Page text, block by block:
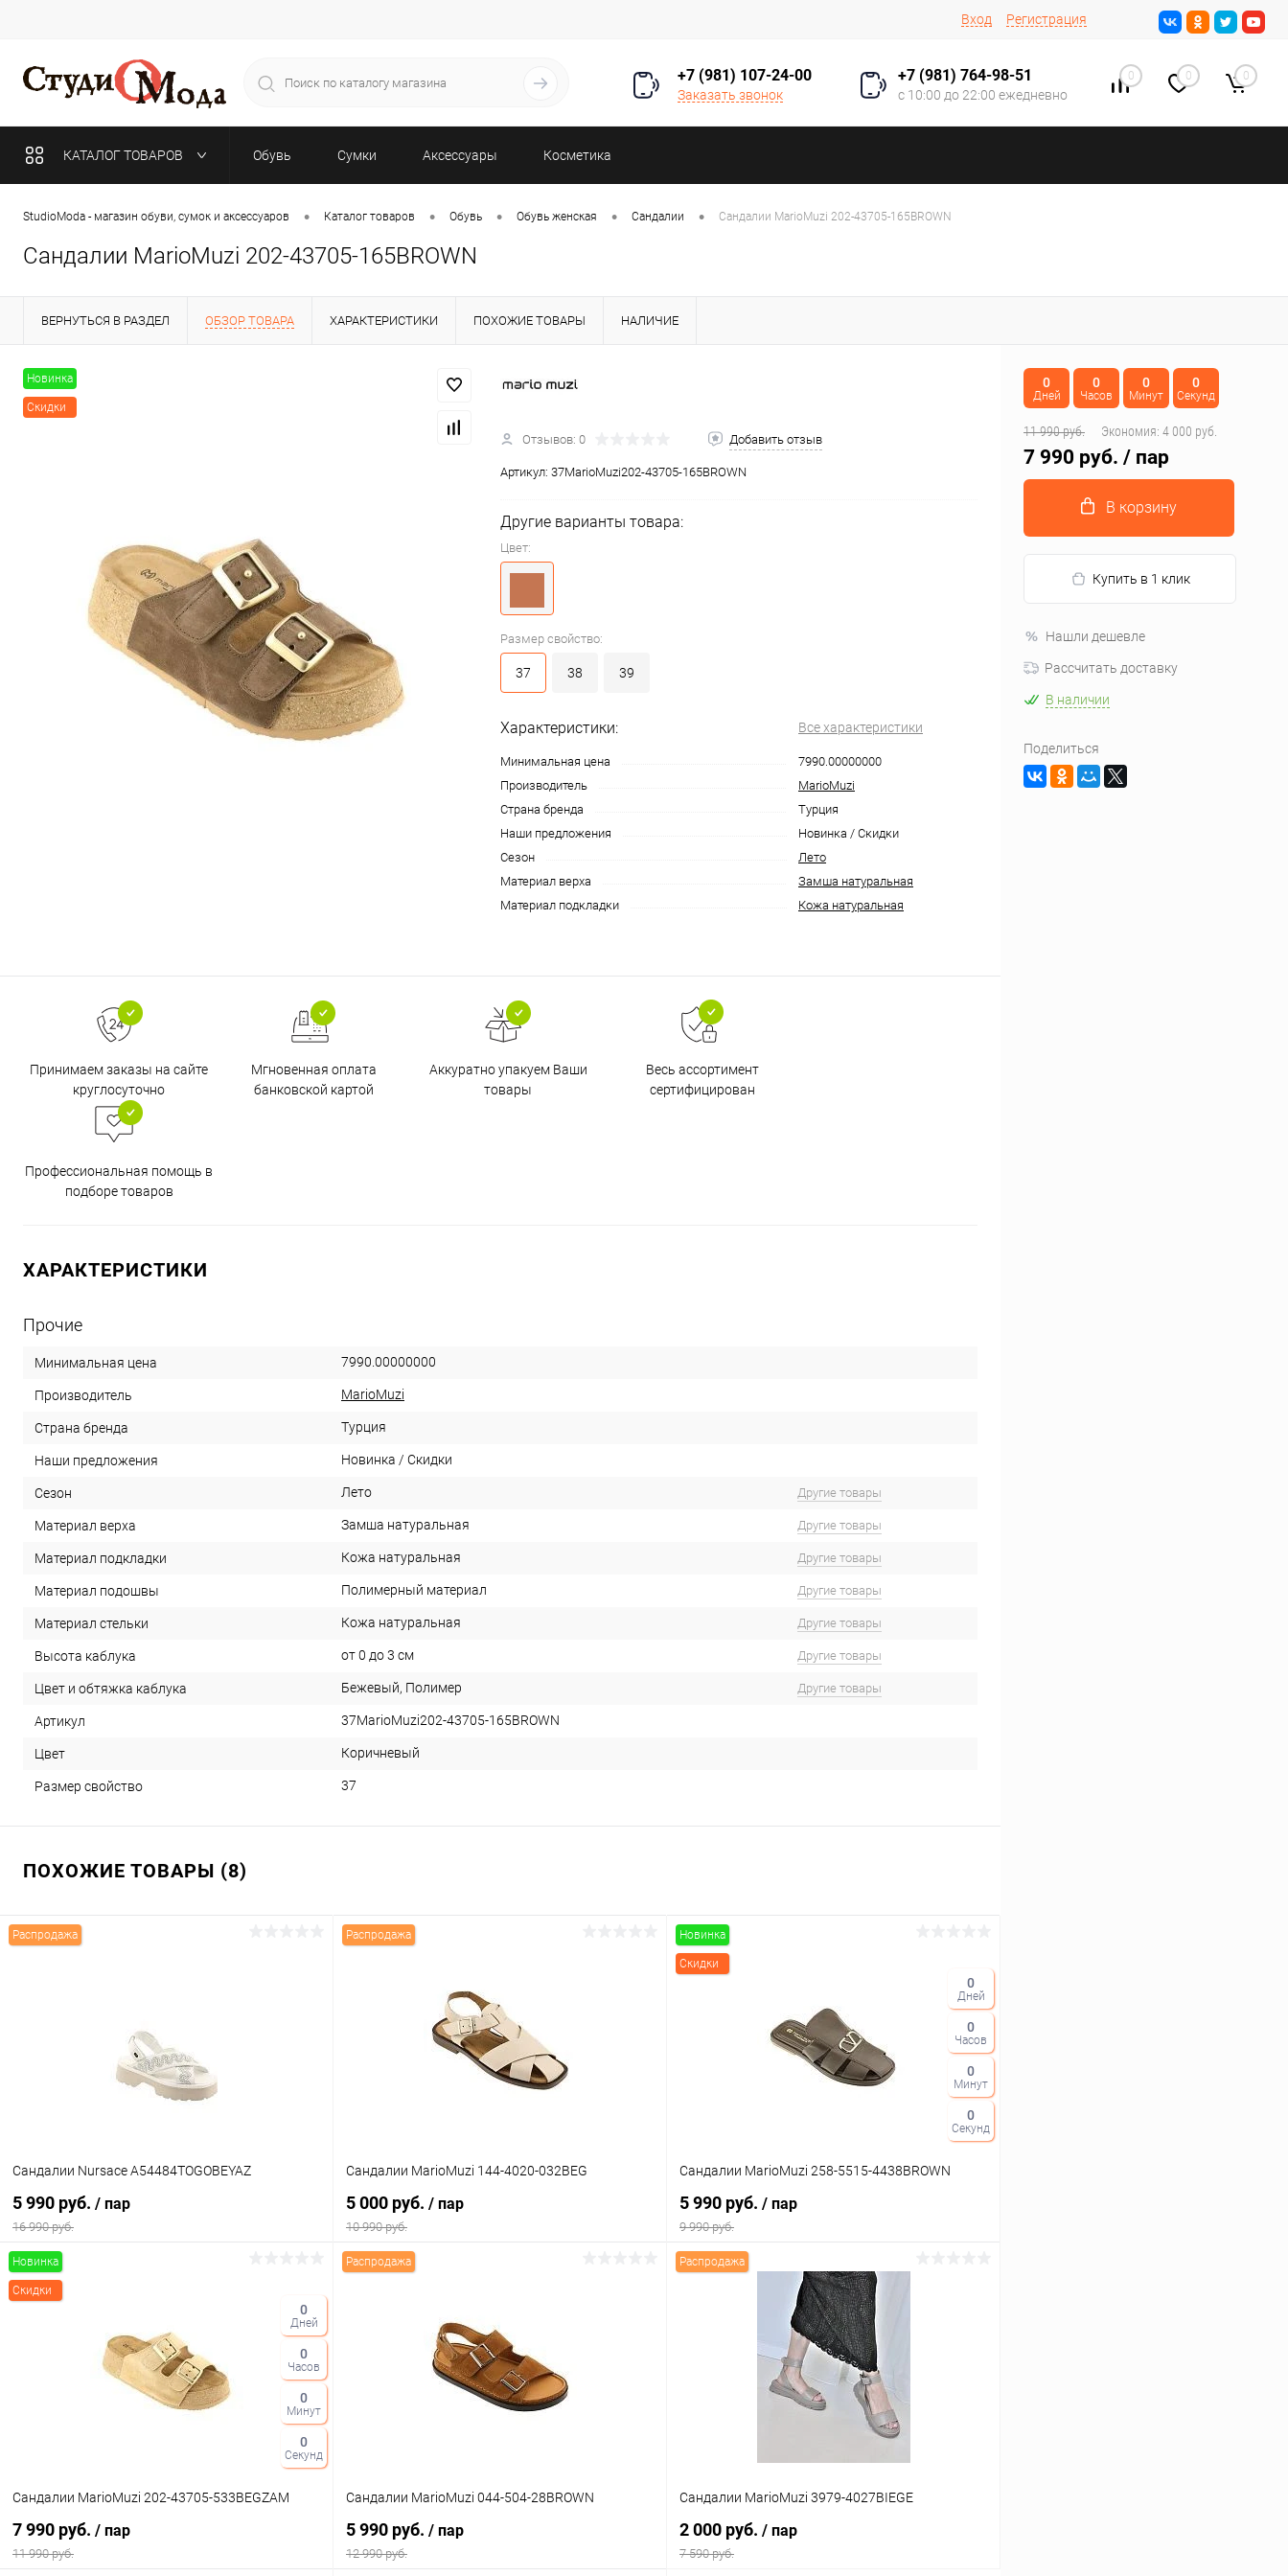
Вход Регистрация
+7 (981) 107-24-00
Заказать звонок
+7 (981) 764-98-51
с 10:00 до 22:00 ежедневно
0 0 0
КАТАЛОГ ТОВАРОВ Обувь Сумки Аксессуары Косметика
StudioModa - магазин обуви, сумок и аксессуаров • Каталог товаров • Обувь • Обувь женская • Сандалии • Сандалии MarioMuzi 202-43705-165BROWN
Сандалии MarioMuzi 202-43705-165BROWN
ВЕРНУТЬСЯ В РАЗДЕЛ ОБЗОР ТОВАРА ХАРАКТЕРИСТИКИ ПОХОЖИЕ ТОВАРЫ НАЛИЧИЕ
Новинка
Скидки
Отзывов: 0 Добавить отзыв
Артикул: 37MarioMuzi202-43705-165BROWN
Другие варианты товара:
Цвет:
Размер свойство:
37 38 39
Характеристики: Все характеристики
Минимальная цена
7990.00000000
Производитель
MarioMuzi
Страна бренда
Турция
Наши предложения
Новинка / Скидки
Сезон
Лето
Материал верха
Замша натуральная
Материал подкладки
Кожа натуральная
Принимаем заказы на сайте
круглосуточно
Мгновенная оплата
банковской картой
Аккуратно упакуем Ваши
товары
Весь ассортимент
сертифицирован
Профессиональная помощь в
подборе товаров
ХАРАКТЕРИСТИКИ
Прочие
Минимальная цена 7990.00000000
Производитель MarioMuzi
Страна бренда Турция
Наши предложения Новинка / Скидки
Сезон Лето Другие товары
Материал верха Замша натуральная Другие товары
Материал подкладки Кожа натуральная Другие товары
Материал подошвы Полимерный материал Другие товары
Материал стельки Кожа натуральная Другие товары
Высота каблука от 0 до 3 см Другие товары
Цвет и обтяжка каблука Бежевый, Полимер Другие товары
Артикул 37MarioMuzi202-43705-165BROWN
Цвет Коричневый
Размер свойство 37
ПОХОЖИЕ ТОВАРЫ (8)
Распродажа
Сандалии Nursace A54484TOGOBEYAZ
5 990 руб. / пар
16 990 руб.
Купить в 1 клик
В наличии
Распродажа
Сандалии MarioMuzi 144-4020-032BEG
5 000 руб. / пар
10 990 руб.
Купить в 1 клик
В избранное В наличии
Новинка
Скидки
0
Дней
0
Часов
0
Минут
0
Секунд
Сандалии MarioMuzi 258-5515-4438BROWN
5 990 руб. / пар
9 990 руб.
В корзину
Сравнение
В избранное В наличии
Новинка
Скидки
0
Дней
0
Часов
0
Минут
0
Секунд
Сандалии MarioMuzi 202-43705-533BEGZAM
7 990 руб. / пар
11 990 руб.
Распродажа
Сандалии MarioMuzi 044-504-28BROWN
5 990 руб. / пар
12 990 руб.
Распродажа
Сандалии MarioMuzi 3979-4027BIEGE
2 000 руб. / пар
7 590 руб.
0
Дней
0
Часов
0
Минут
0
Секунд
11 990 руб. Экономия: 4 000 руб.
7 990 руб. / пар
В корзину
Купить в 1 клик
Нашли дешевле
Рассчитать доставку
В наличии
Поделиться